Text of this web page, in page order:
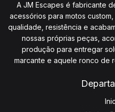
A JM Escapes é fabricante
acessórios para motos
qualidade, resistência e
nossas próprias peças,
produção para entregar
marcante e aquele ronco de